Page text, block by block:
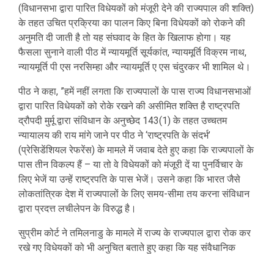
(विधानसभा द्वारा पारित विधेयकों को मंजूरी देने की राज्यपाल की शक्ति)
के तहत उचित प्रक्रिया का पालन किए बिना विधेयकों को रोकने की
अनुमति दी जाती है तो यह संघवाद के हित के खिलाफ होगा। यह
फैसला सुनाने वाली पीठ में न्यायमूर्ति सूर्यकांत, न्यायमूर्ति विक्रम नाथ,
न्यायमूर्ति पी एस नरसिम्हा और न्यायमूर्ति ए एस चंदुरकर भी शामिल थे।
पीठ ने कहा, ”हमें नहीं लगता कि राज्यपालों के पास राज्य विधानसभाओं
द्वारा पारित विधेयकों को रोके रखने की असीमित शक्ति है राष्ट्रपति
द्रौपदी मुर्मू द्वारा संविधान के अनुच्छेद 143(1) के तहत उच्चतम
न्यायालय की राय मांगे जाने पर पीठ ने ‘राष्ट्रपति के संदर्भ’
(प्रेसिडेंशियल रेफरेंस) के मामले में जवाब देते हुए कहा कि राज्यपालों के
पास तीन विकल्प हैं – या तो वे विधेयकों को मंजूरी दें या पुनर्विचार के
लिए भेजें या उन्हें राष्ट्रपति के पास भेजें। उसने कहा कि भारत जैसे
लोकतांत्रिक देश में राज्यपालों के लिए समय-सीमा तय करना संविधान
द्वारा प्रदत्त लचीलेपन के विरुद्ध है।
सुप्रीम कोर्ट ने तमिलनाडु के मामले में राज्य के राज्यपाल द्वारा रोक कर
रखे गए विधेयकों को भी अनुचित बताते हुए कहा कि यह संवैधानिक